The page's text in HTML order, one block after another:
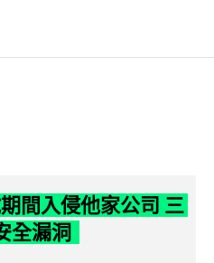
間入侵他家公司 三
全漏洞